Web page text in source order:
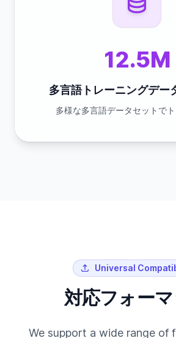
12.5M
多言語トレーニングデー
多様な多言語データセットで
Universal
対応フォーマ
We support a wide range of